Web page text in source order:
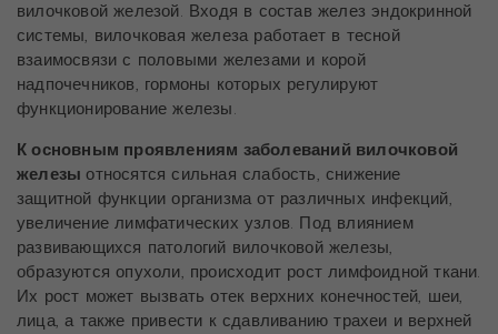
вилочковой железой. Входя в состав желез эндокринной
системы, вилочковая железа работает в тесной
взаимосвязи с половыми железами и корой
надпочечников, гормоны которых регулируют
функционирование железы.
К основным проявлениям заболеваний вилочковой
железыотносятся сильная слабость, снижение
защитной функции организма от различных инфекций,
увеличение лимфатических узлов. Под влиянием
развивающихся патологий вилочковой железы,
образуются опухоли, происходит рост лимфоидной ткани.
Их рост может вызвать отек верхних конечностей, шеи,
лица, а также привести к сдавливанию трахеи и верхней